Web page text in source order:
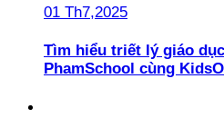
01 Th7,2025
Tìm hiểu triết lý giáo
PhamSchool cùng